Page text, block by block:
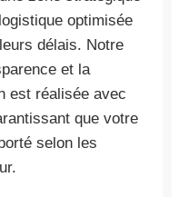
optimisée
délais. Notre
et la
est réalisée avec
que votre
selon les